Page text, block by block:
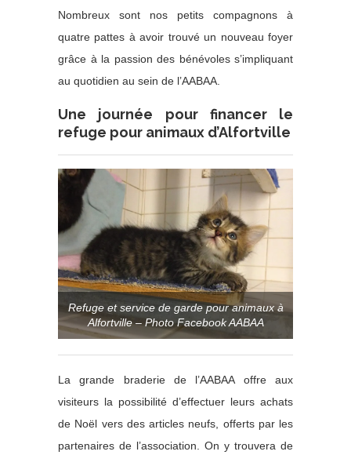
Nombreux sont nos petits compagnons à
quatre pattes à avoir trouvé un nouveau foyer
grâce à la passion des bénévoles s’impliquant
au quotidien au sein de l’AABAA.
Une journée pour financer le
refuge pour animaux d’Alfortville
Refuge et service de garde pour animaux à
Alfortville – Photo Facebook AABAA
La grande braderie de l’AABAA offre aux
visiteurs la possibilité d’effectuer leurs achats
de Noël vers des articles neufs, offerts par les
partenaires de l’association. On y trouvera de